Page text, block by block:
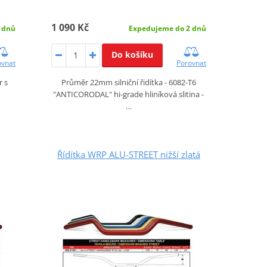
s
1 090 Kč Expedujeme do 2 dnů
Do košíku
Porovnat
Průměr 22mm silniční řidítka - 6082-T6
"ANTICORODAL" hi-grade hliníková slitina -
…
Řídítka WRP ALU-STREET nižší zlatá